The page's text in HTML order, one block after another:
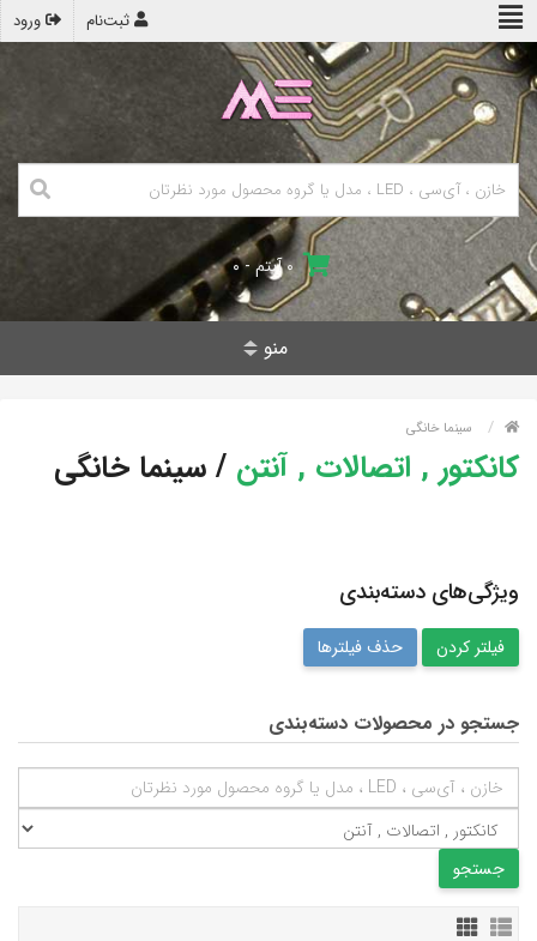
ورود ثبت‌نام
۰ آیتم - ۰
منو
سینما خانگی
کانکتور , اتصالات , آنتن / سینما خانگی
ویژگی‌های دسته‌بندی
حذف فیلترها
جستجو در محصولات دسته‌بندی